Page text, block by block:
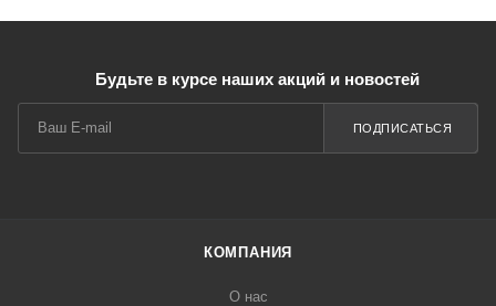
Будьте в курсе наших акций и новостей
ПОДПИСАТЬСЯ
КОМПАНИЯ
О нас